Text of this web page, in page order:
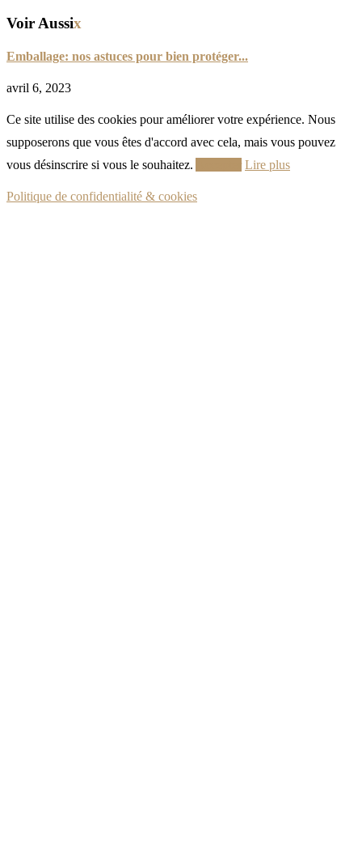
Voir Aussix
Emballage: nos astuces pour bien protéger...
avril 6, 2023
Ce site utilise des cookies pour améliorer votre expérience. Nous
supposerons que vous êtes d'accord avec cela, mais vous pouvez
vous désinscrire si vous le souhaitez.
Lire plus
Politique de confidentialité & cookies